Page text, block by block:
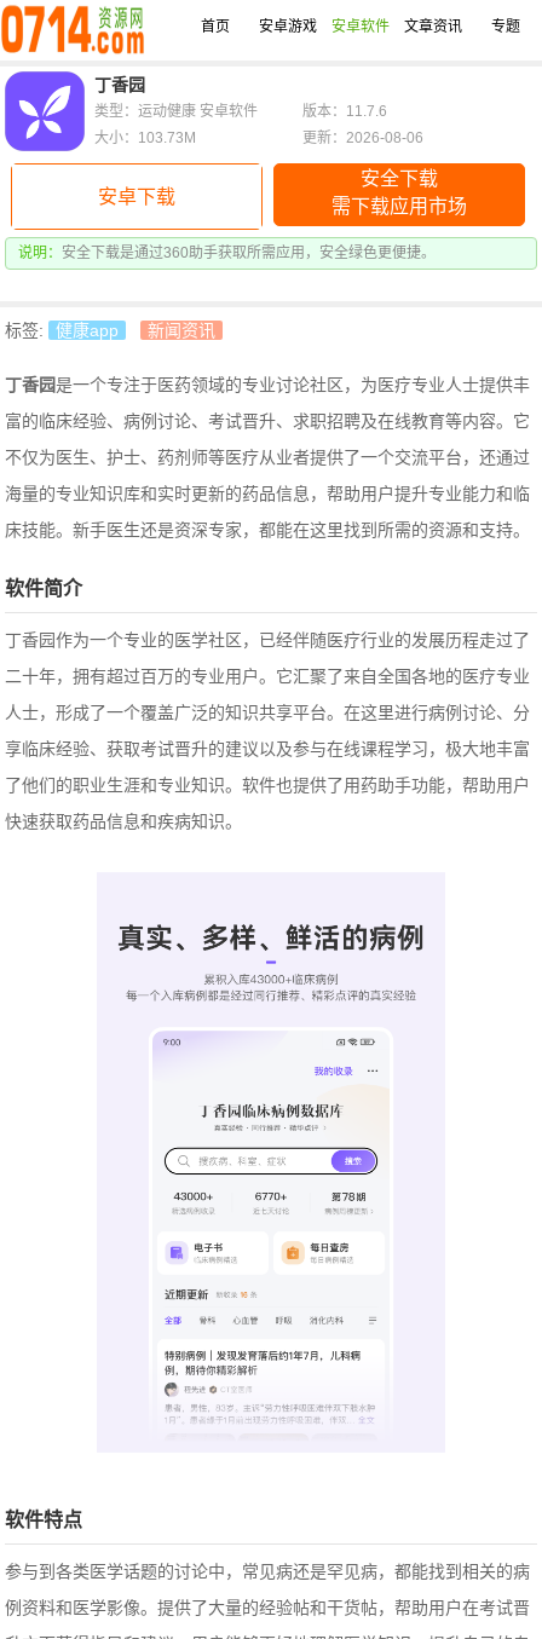
首页 安卓游戏 安卓软件 文章资讯 专题
丁香园
安卓下载
安全下载
需下载应用市场
说明： 安全下载是通过360助手获取所需应用，安全绿色更便捷。
类型：运动健康 安卓软件
版本：11.7.6
大小：103.73M
更新：2026-08-06
标签: 健康app 新闻资讯
丁香园是一个专注于医药领域的专业讨论社区，为医疗专业人士提供丰
富的临床经验、病例讨论、考试晋升、求职招聘及在线教育等内容。它
不仅为医生、护士、药剂师等医疗从业者提供了一个交流平台，还通过
海量的专业知识库和实时更新的药品信息，帮助用户提升专业能力和临
床技能。新手医生还是资深专家，都能在这里找到所需的资源和支持。
软件简介
丁香园作为一个专业的医学社区，已经伴随医疗行业的发展历程走过了
二十年，拥有超过百万的专业用户。它汇聚了来自全国各地的医疗专业
人士，形成了一个覆盖广泛的知识共享平台。在这里进行病例讨论、分
享临床经验、获取考试晋升的建议以及参与在线课程学习，极大地丰富
了他们的职业生涯和专业知识。软件也提供了用药助手功能，帮助用户
快速获取药品信息和疾病知识。
软件特点
参与到各类医学话题的讨论中，常见病还是罕见病，都能找到相关的病
例资料和医学影像。提供了大量的经验帖和干货帖，帮助用户在考试晋